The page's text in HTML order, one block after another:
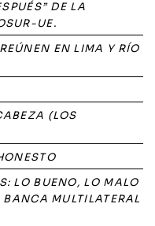
DE LA
UE.
EN LIMA Y RÍO
(LOS
LO BUENO, LO MALO
MULTILATERAL